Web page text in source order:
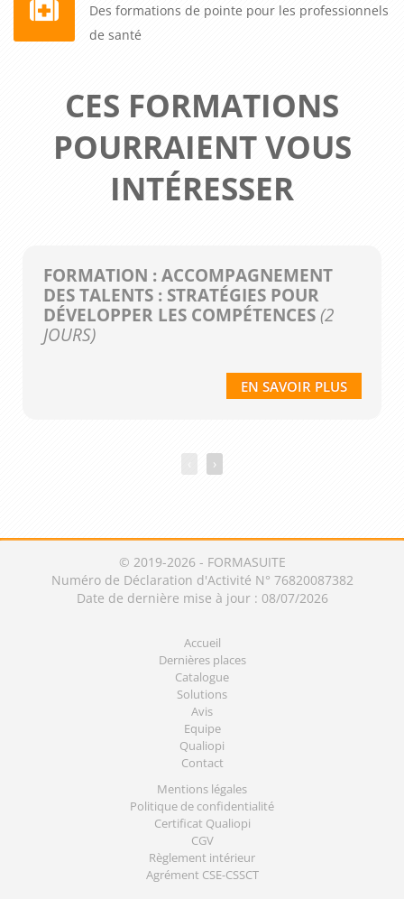
Des formations de pointe pour les professionnels
de santé
CES FORMATIONS
POURRAIENT VOUS
INTÉRESSER
FORMATION : ACCOMPAGNEMENT
DES TALENTS : STRATÉGIES POUR
DÉVELOPPER LES COMPÉTENCES(2
JOURS)
EN SAVOIR PLUS
›
© 2019-2026 - FORMASUITE
Numéro de Déclaration d'Activité N° 76820087382
Date de dernière mise à jour : 08/07/2026
Accueil
Dernières places
Catalogue
Solutions
Avis
Equipe
Qualiopi
Contact
Mentions légales
Politique de confidentialité
Certificat Qualiopi
CGV
Règlement intérieur
Agrément CSE-CSSCT